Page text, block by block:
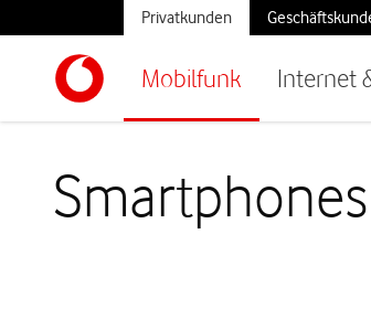
Mobilfunk Internet
Privatkunden